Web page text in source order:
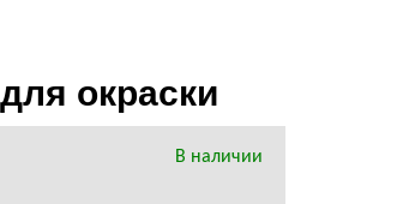
окраски
В наличии